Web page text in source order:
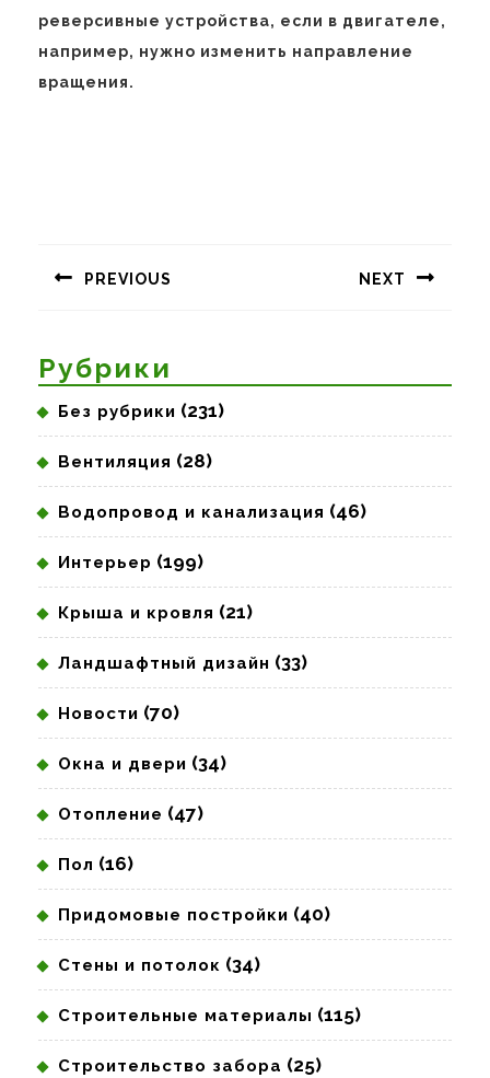
реверсивные устройства, если в двигателе,
например, нужно изменить направление
вращения.
записям
PREVIOUS NEXT
Рубрики
Без рубрики (231)
Вентиляция (28)
Водопровод и канализация (46)
Интерьер (199)
Крыша и кровля (21)
Ландшафтный дизайн (33)
Новости (70)
Окна и двери (34)
Отопление (47)
Пол (16)
Придомовые постройки (40)
Стены и потолок (34)
Строительные материалы (115)
Строительство забора (25)